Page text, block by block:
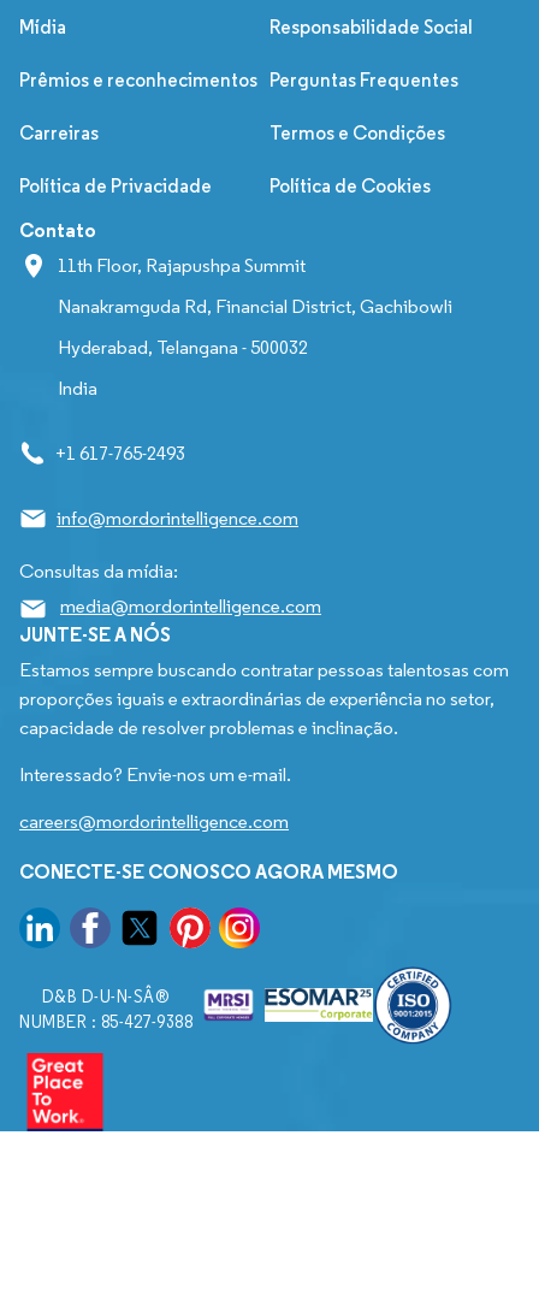
Mídia Responsabilidade Social
Prêmios e reconhecimentos Perguntas Frequentes
Carreiras Termos e Condições
Política de Privacidade Política de Cookies
Contato
11th Floor, Rajapushpa Summit
Nanakramguda Rd, Financial District, Gachibowli
Hyderabad, Telangana - 500032
India
+1 617-765-2493
info@mordorintelligence.com
Consultas da mídia:
media@mordorintelligence.com
JUNTE-SE A NÓS
Estamos sempre buscando contratar pessoas talentosas com
proporções iguais e extraordinárias de experiência no setor,
capacidade de resolver problemas e inclinação.
Interessado? Envie-nos um e-mail.
careers@mordorintelligence.com
CONECTE-SE CONOSCO AGORA MESMO
D&B D-U-N-SÂ®
NUMBER : 85-427-9388